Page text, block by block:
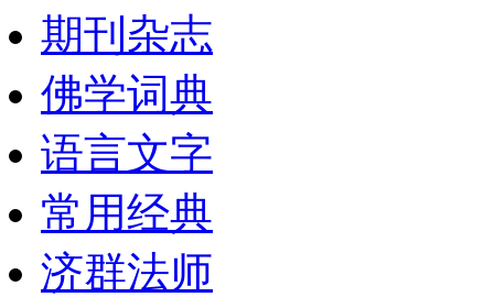
期刊杂志
佛学词典
语言文字
常用经典
济群法师